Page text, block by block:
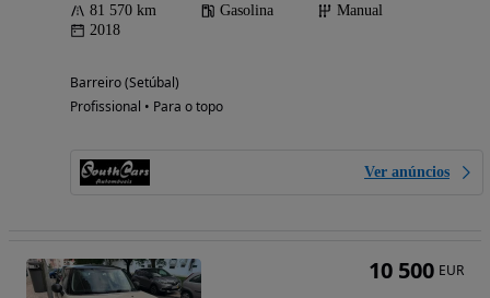
81 570 km Gasolina
Manual
2018
Barreiro (Setúbal)
Profissional • Para o topo
Ver anúncios
10 500 EUR